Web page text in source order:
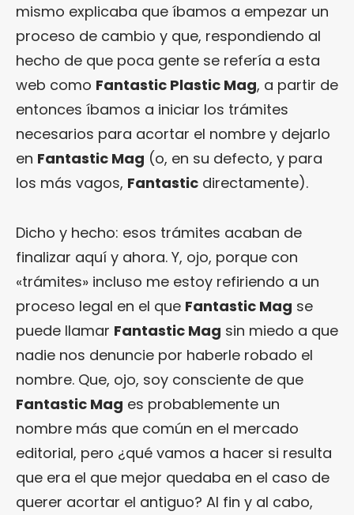
mismo explicaba que íbamos a empezar un
proceso de cambio y que, respondiendo al
hecho de que poca gente se refería a esta
web como Fantastic Plastic Mag, a partir de
entonces íbamos a iniciar los trámites
necesarios para acortar el nombre y dejarlo
en Fantastic Mag (o, en su defecto, y para
los más vagos, Fantastic directamente).
Dicho y hecho: esos trámites acaban de
finalizar aquí y ahora. Y, ojo, porque con
«trámites» incluso me estoy refiriendo a un
proceso legal en el que Fantastic Mag se
puede llamar Fantastic Mag sin miedo a que
nadie nos denuncie por haberle robado el
nombre. Que, ojo, soy consciente de que
Fantastic Mag es probablemente un
nombre más que común en el mercado
editorial, pero ¿qué vamos a hacer si resulta
que era el que mejor quedaba en el caso de
querer acortar el antiguo? Al fin y al cabo,